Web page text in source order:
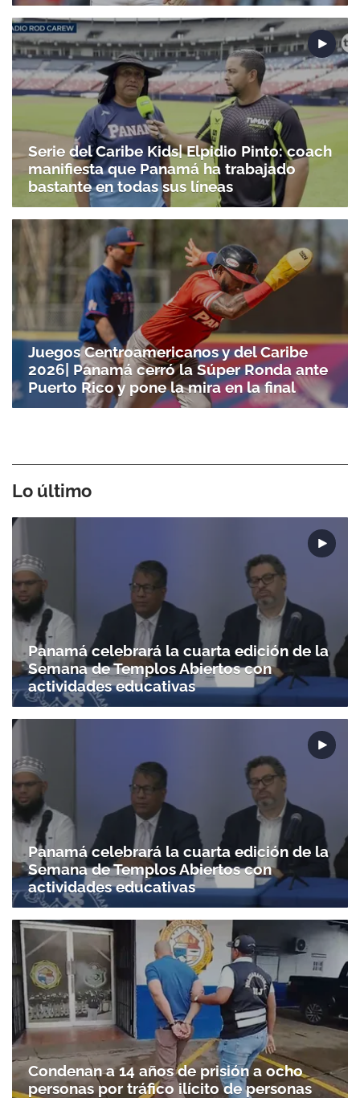
Serie del Caribe Kids| Elpidio Pinto: coach
manifiesta que Panamá ha trabajado
bastante en todas sus líneas
Juegos Centroamericanos y del Caribe
2026| Panamá cerró la Súper Ronda ante
Puerto Rico y pone la mira en la final
Lo último
Panamá celebrará la cuarta edición de la
Semana de Templos Abiertos con
actividades educativas
Panamá celebrará la cuarta edición de la
Semana de Templos Abiertos con
actividades educativas
Condenan a 14 años de prisión a ocho
personas por tráfico ilícito de personas